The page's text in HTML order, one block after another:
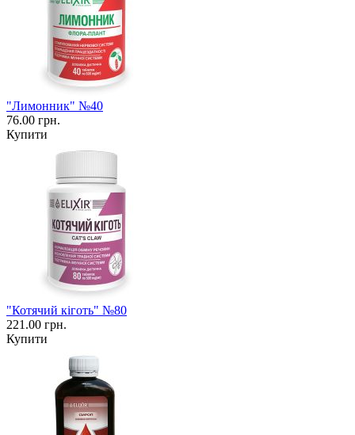
"Лимонник" №40
76.00 грн.
Купити
"Котячий кіготь" №80
221.00 грн.
Купити